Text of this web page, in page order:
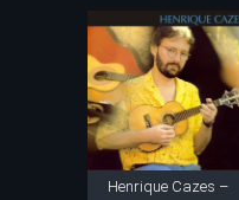
Henrique Cazes –